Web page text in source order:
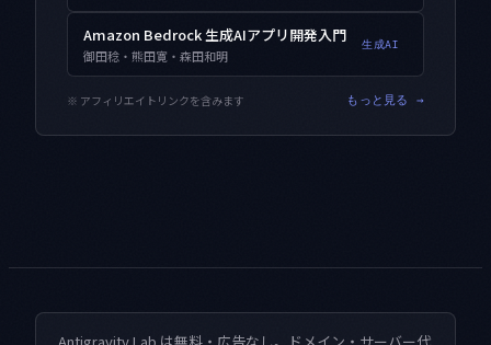
Amazon Bedrock 生成AIアプリ開発入門
御田稔・熊田寛・森田和明
生成AI
※ アフィリエイトリンクを含みます もっと見る →